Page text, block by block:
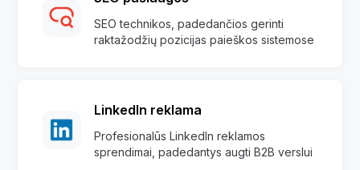
SEO technikos, padedančios gerinti
raktažodžių pozicijas paieškos sistemose
LinkedIn reklama
Profesionalūs LinkedIn reklamos
sprendimai, padedantys augti B2B verslui